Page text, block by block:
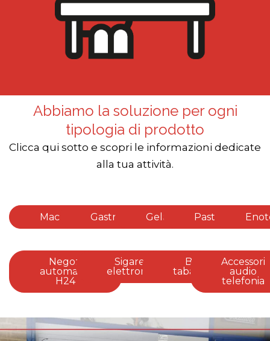
Abbiamo la soluzione per ogni
tipologia di prodotto
Clicca qui sotto e scopri le informazioni dedicate
alla tua attività.
Macelleria GastronomiaGelateria Pasticceria
Negozi
automatici
H24
Sigarette
elettroniche
Bar
tabacchi
Accessori
audio
telefonia